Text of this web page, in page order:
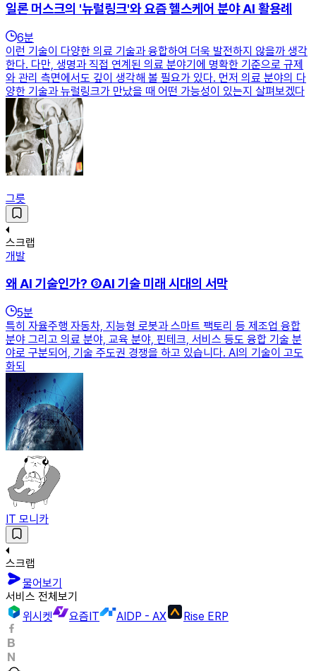
일론 머스크의 '뉴럴링크'와 요즘 헬스케어 분야 AI 활용례
6분
이런 기술이 다양한 의료 기술과 융합하여 더욱 발전하지 않을까 생각
한다. 다만, 생명과 직접 연계된 의료 분야기에 명확한 기준으로 규제
와 관리 측면에서도 깊이 생각해 볼 필요가 있다. 먼저 의료 분야의 다
양한 기술과 뉴럴링크가 만났을 때 어떤 가능성이 있는지 살펴보겠다
그릇
스크랩
개발
왜 AI 기술인가? ③AI 기술 미래 시대의 서막
5분
특히 자율주행 자동차, 지능형 로봇과 스마트 팩토리 등 제조업 융합
분야 그리고 의료 분야, 교육 분야, 핀테크, 서비스 등도 융합 기술 분
야로 구분되어, 기술 주도권 경쟁을 하고 있습니다. AI의 기술이 고도
화되
IT 모니카
스크랩
물어보기
서비스 전체보기
위시켓
요즘IT AIDP - AX Rise ERP